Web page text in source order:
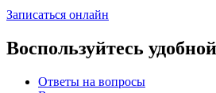
Записаться онлайн
Воспользуйтесь
Ответы на вопросы